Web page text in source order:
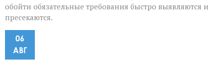
обойти обязательные требования быстро выявляются и
пресекаются.
06
АВГ